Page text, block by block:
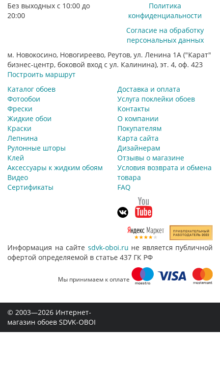
Без выходных с 10:00 до
20:00
Политика
конфиденциальности
Согласие на обработку
персональных данных
м. Новокосино, Новогиреево, Реутов, ул. Ленина 1А ("Карат"
бизнес-центр, боковой вход с ул. Калинина), эт. 4, оф. 423
Построить маршрут
Каталог обоев
Фотообои
Фрески
Жидкие обои
Краски
Лепнина
Рулонные шторы
Клей
Аксессуары к жидким обоям
Видео
Сертификаты
Доставка и оплата
Услуга поклейки обоев
Контакты
О компании
Покупателям
Карта сайта
Дизайнерам
Отзывы о магазине
Условия возврата и обмена
товара
FAQ
Информация на сайте sdvk-oboi.ru не является публичной
офертой определяемой в статье 437 ГК РФ
Мы принимаем к оплате
© 2003—2026 Интернет-
магазин обоев SDVK-OBOI